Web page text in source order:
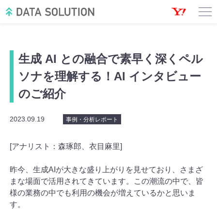
生成 AI との融合で素早く深くペル
ソナを理解する！AI インタビュー
のご紹介
2023.09.19 事例・分析レポート
[アナリスト：森琢郎、衣目麻里]
昨今、生成AIが大きな盛り上がりを見せており、さまざ
まな場面で活用されてきています。この潮流の中で、皆
様の業務の中でも利用の機会が増えているかと思いま
す。